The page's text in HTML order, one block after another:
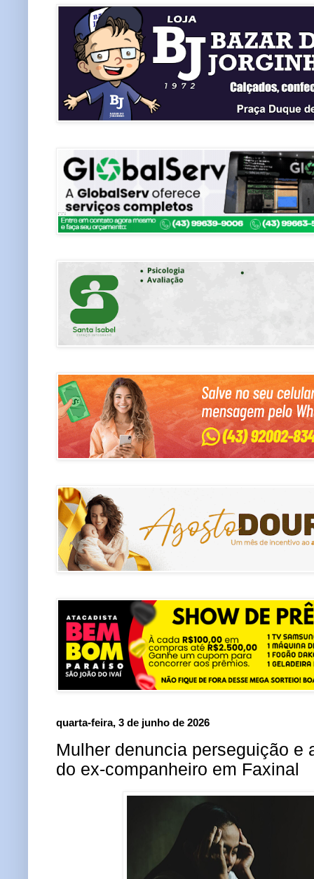
quarta-feira, 3 de junho de 2026
Mulher denuncia perseguição e
do ex-companheiro em Faxinal